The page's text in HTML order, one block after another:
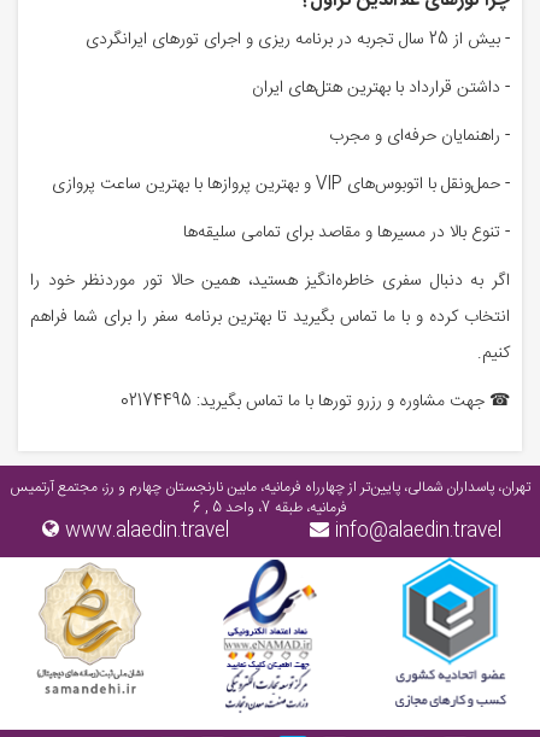
- بیش از 25 سال تجربه در برنامه ریزی و اجرای تورهای ایرانگردی
- داشتن قرارداد با بهترین هتل‌های ایران
- راهنمایان حرفه‌ای و مجرب
- حمل‌ونقل با اتوبوس‌های VIP و بهترین پروازها با بهترین ساعت پروازی
- تنوع بالا در مسیرها و مقاصد برای تمامی سلیقه‌ها
اگر به دنبال سفری خاطره‌انگیز هستید، همین حالا تور موردنظر خود را
انتخاب کرده و با ما تماس بگیرید تا بهترین برنامه سفر را برای شما فراهم
کنیم.
☎ جهت مشاوره و رزرو تورها با ما تماس بگیرید: 02174495
تهران، پاسداران شمالی، پایین‌تر از چهارراه فرمانیه، مابین نارنجستان چهارم و رز، مجتمع آرتمیس
فرمانیه، طبقه 7، واحد 5 , 6
info@alaedin.travel
www.alaedin.travel